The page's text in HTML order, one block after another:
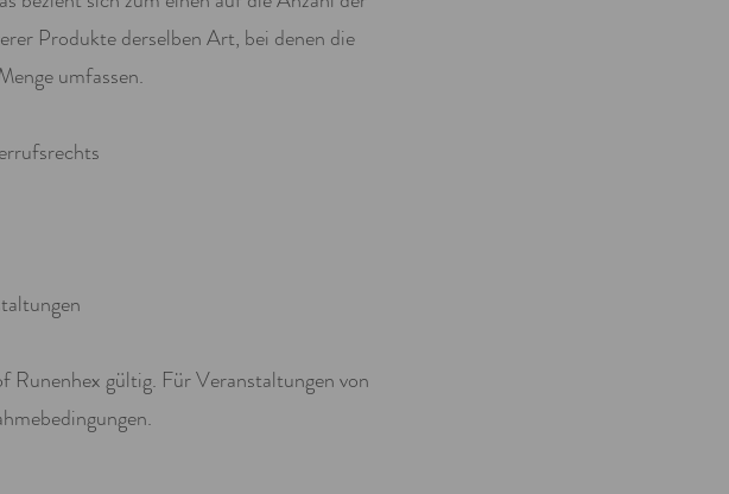
Produkte derselben Art, bei denen die
umfassen.
gültig. Für Veranstaltungen von